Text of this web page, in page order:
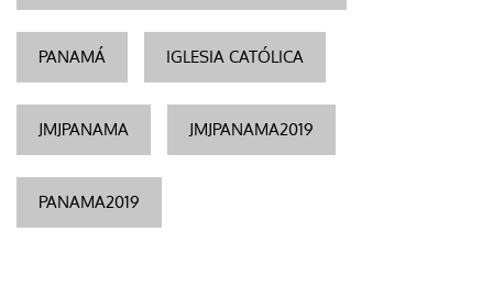
PANAMÁ IGLESIA CATÓLICA
JMJPANAMA JMJPANAMA2019
PANAMA2019